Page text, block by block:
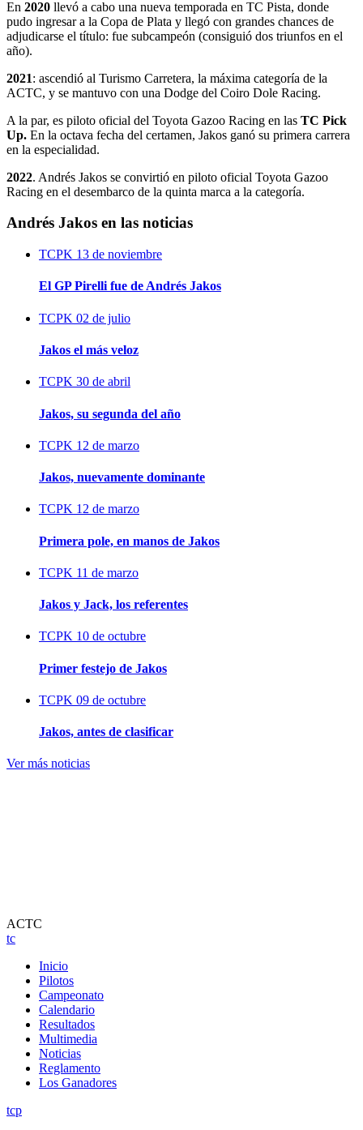
En 2020 llevó a cabo una nueva temporada en TC Pista, donde
pudo ingresar a la Copa de Plata y llegó con grandes chances de
adjudicarse el título: fue subcampeón (consiguió dos triunfos en el
año).
2021: ascendió al Turismo Carretera, la máxima categoría de la
ACTC, y se mantuvo con una Dodge del Coiro Dole Racing.
A la par, es piloto oficial del Toyota Gazoo Racing en las TC Pick
Up. En la octava fecha del certamen, Jakos ganó su primera carrera
en la especialidad.
2022. Andrés Jakos se convirtió en piloto oficial Toyota Gazoo
Racing en el desembarco de la quinta marca a la categoría.
Andrés Jakos en las noticias
TCPK 13 de noviembre
El GP Pirelli fue de Andrés Jakos
TCPK 02 de julio
Jakos el más veloz
TCPK 30 de abril
Jakos, su segunda del año
TCPK 12 de marzo
Jakos, nuevamente dominante
TCPK 12 de marzo
Primera pole, en manos de Jakos
TCPK 11 de marzo
Jakos y Jack, los referentes
TCPK 10 de octubre
Primer festejo de Jakos
TCPK 09 de octubre
Jakos, antes de clasificar
Ver más noticias
ACTC
tc
Inicio
Pilotos
Campeonato
Calendario
Resultados
Multimedia
Noticias
Reglamento
Los Ganadores
tcp